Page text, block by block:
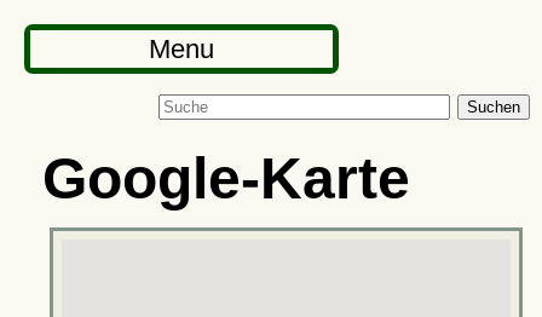
Menu
Suchen
Google-Karte